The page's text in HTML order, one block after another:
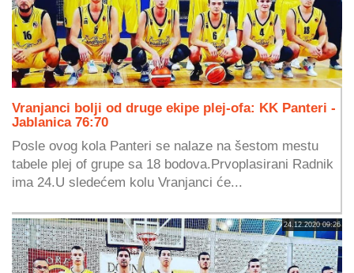
Vranjanci bolji od druge ekipe plej-ofa: KK Panteri -
Jablanica 76:70
Posle ovog kola Panteri se nalaze na šestom mestu
tabele plej of grupe sa 18 bodova.Prvoplasirani Radnik
ima 24.U sledećem kolu Vranjanci će...
24.12.2020 09:26